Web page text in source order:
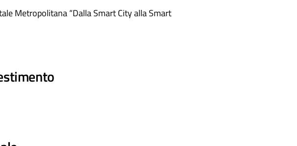
Metropolitana “Dalla Smart City alla Smart